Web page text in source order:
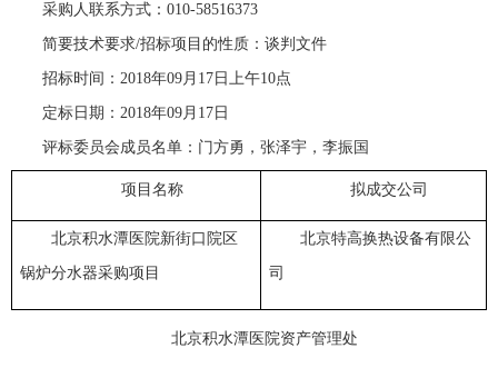
采购人联系方式：010-58516373
简要技术要求/招标项目的性质：谈判文件
招标时间：2018年09月17日上午10点
定标日期：2018年09月17日
评标委员会成员名单：门方勇，张泽宇，李振国
项目名称 拟成交公司
北京积水潭医院新街口院区
锅炉分水器采购项目
北京特高换热设备有限公
司
北京积水潭医院资产管理处